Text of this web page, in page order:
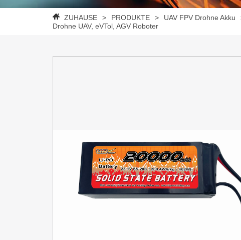
ZUHAUSE > PRODUKTE > UAV FPV Drohne Akku
Drohne UAV, eVTol, AGV Roboter